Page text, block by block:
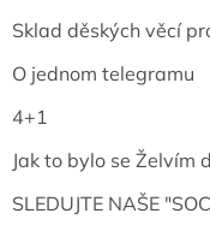
Sklad děských věcí
O jednom telegramu
4+1
Jak to bylo se Želvím
SLEDUJTE NAŠE